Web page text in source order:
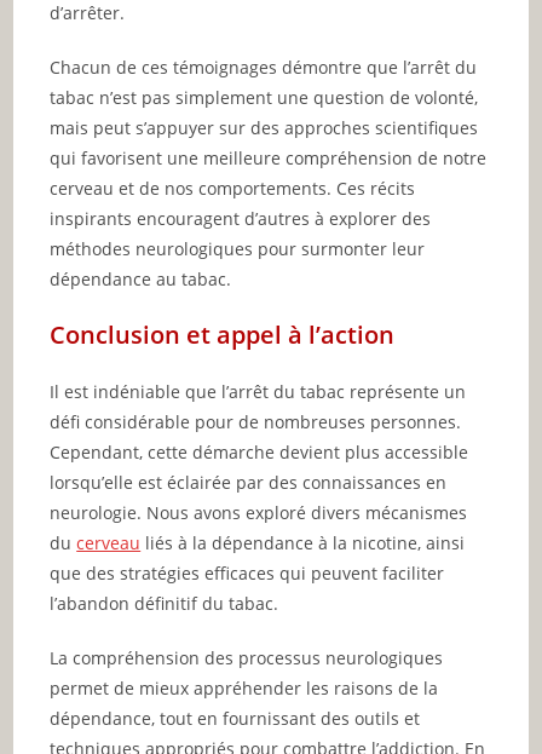
d’arrêter.
Chacun de ces témoignages démontre que l’arrêt du
tabac n’est pas simplement une question de volonté,
mais peut s’appuyer sur des approches scientifiques
qui favorisent une meilleure compréhension de notre
cerveau et de nos comportements. Ces récits
inspirants encouragent d’autres à explorer des
méthodes neurologiques pour surmonter leur
dépendance au tabac.
Conclusion et appel à l’action
Il est indéniable que l’arrêt du tabac représente un
défi considérable pour de nombreuses personnes.
Cependant, cette démarche devient plus accessible
lorsqu’elle est éclairée par des connaissances en
neurologie. Nous avons exploré divers mécanismes
ducerveau liés à la dépendance à la nicotine, ainsi
que des stratégies efficaces qui peuvent faciliter
l’abandon définitif du tabac.
La compréhension des processus neurologiques
permet de mieux appréhender les raisons de la
dépendance, tout en fournissant des outils et
techniques appropriés pour combattre l’addiction. En